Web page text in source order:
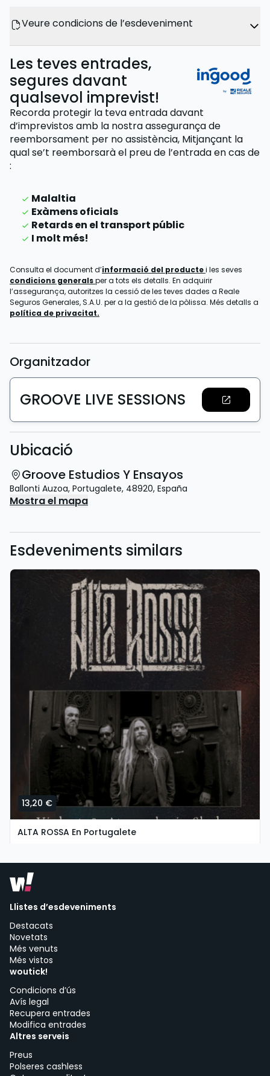
Veure condicions de l’esdeveniment
Les teves entrades,
segures davant
qualsevol imprevist!
Recorda protegir la teva entrada davant
d’imprevistos amb la nostra assegurança de
reemborsament per no assistència, Mitjançant la
qual se’t reemborsarà el preu de l’entradaen cas de
:
Malaltia
Exàmens oficials
Retards en el transport públic
I molt més!
Consulta el document d’informació del productei les seves
condicions generalsper a tots els detalls. En adquirir
l’assegurança, autoritzes la cessió de les teves dades a Reale
Seguros Generales, S.A.U. per a la gestió de la pòlissa. Més detalls a
política de privacitat.
Organitzador
GROOVE LIVE SESSIONS
Ubicació
Groove Estudios Y Ensayos
Ballonti Auzoa, Portugalete, 48920, España
Mostra el mapa
Esdeveniments similars
13,20 €
ALTA ROSSA En Portugalete
Llistes d’esdeveniments
Destacats
Novetats
Més venuts
Més vistos
woutick!
Condicions d’ús
Avís legal
Recupera entrades
Modifica entrades
Altres serveis
Preus
Polseres cashless